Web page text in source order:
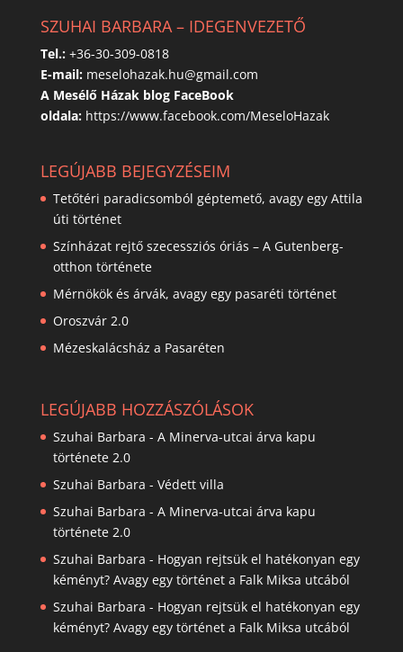
SZUHAI BARBARA – IDEGENVEZETŐ
Tel.: +36-30-309-0818
E-mail: meselohazak.hu@gmail.com
A Mesélő Házak blog FaceBook
oldala: https://www.facebook.com/MeseloHazak
LEGÚJABB BEJEGYZÉSEIM
Tetőtéri paradicsomból géptemető, avagy egy Attila
úti történet
Színházat rejtő szecessziós óriás – A Gutenberg-
otthon története
Mérnökök és árvák, avagy egy pasaréti történet
Oroszvár 2.0
Mézeskalácsház a Pasaréten
LEGÚJABB HOZZÁSZÓLÁSOK
Szuhai Barbara - A Minerva-utcai árva kapu
története 2.0
Szuhai Barbara - Védett villa
Szuhai Barbara - A Minerva-utcai árva kapu
története 2.0
Szuhai Barbara - Hogyan rejtsük el hatékonyan egy
kéményt? Avagy egy történet a Falk Miksa utcából
Szuhai Barbara - Hogyan rejtsük el hatékonyan egy
kéményt? Avagy egy történet a Falk Miksa utcából